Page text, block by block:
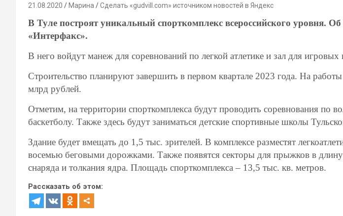
21.08.2020 Марина Сделать «gudvill.com» источником новостей в Яндекс
В Туле построят уникальный спорткомплекс всероссийского уровня.
«Интерфакс».
В него войдут манеж для соревнований по легкой атлетике и зал для игровых
Строительство планируют завершить в первом квартале 2023 года. На работы
млрд рублей.
Отметим, на территории спорткомплекса будут проводить соревнования по
баскетболу. Также здесь будут заниматься детские спортивные школы
Здание будет вмещать до 1,5 тыс. зрителей. В комплексе разместят
восемью беговыми дорожками. Также появятся секторы для прыжков в
снаряда и толкания ядра. Площадь спорткомплекса – 13,5 тыс. кв. метров.
Рассказать об этом: